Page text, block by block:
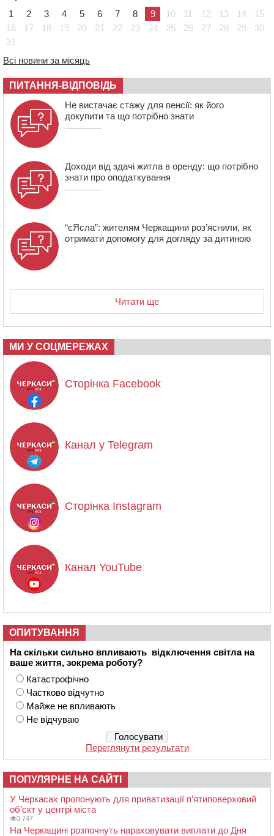
Вихователька з Черкас і дві педагогині з області
стали фіналістками Global Teacher Prize Ukraine 2026
віку
17:48 “Це страшна несправедливість”: мати хворого на
СМА 13-річного хлопця із Драбівщини просить
ОВА виділити кошти на дороговартісні ліки
17:15
На Уманщині судитимуть колишню очільницю відділу
освіти через закупівлю електрики за завищеною
ціною
1
2 3 4 5 6 7 8 9 10 11 12 13 14
15
16
17 18 19 20 21 22 23 24 25 26 27 28 29
30
31
Всі новини за місяць
ПИТАННЯ-ВІДПОВІДЬ
Не вистачає стажу для пенсії: як його
докупити та що потрібно знати
Доходи від здачі житла в оренду: що потрібно
знати про оподаткування
“єЯсла”: жителям Черкащини роз’яснили, як
отримати допомогу для догляду за дитиною
Читати ще
МИ У СОЦМЕРЕЖАХ
Сторінка Facebook
Канал у Telegram
Сторінка Instagram
Канал YouTube
ОПИТУВАННЯ
На скільки сильно впливають відключення світла на
ваше життя, зокрема роботу?
Катастрофічно
Частково відчутно
Майже не впливають
Не відчуваю
Переглянути результати
ПОПУЛЯРНЕ НА САЙТІ
У Черкасах пропонують для приватизації п’ятиповерховий
об’єкт у центрі міста
3 747
На Черкащині розпочнуть нараховувати виплати до Дня